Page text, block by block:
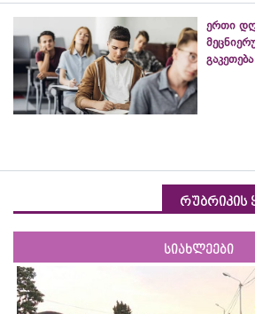
ერთი
რუბრიკის
სიახლეები